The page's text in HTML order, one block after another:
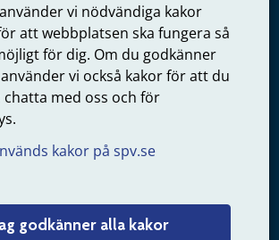
vi nödvändiga kakor
att webbplatsen ska fungera så
för dig. Om du godkänner
vi också kakor för att du
chatta med oss och för
kakor på spv.se
godkänner alla kakor
av tjänstepension från statlig
skicka mejl till oss